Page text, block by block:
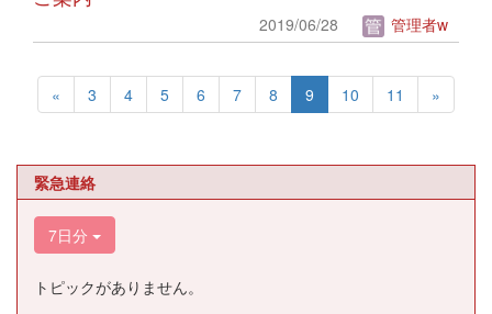
2019/06/28 管理者w
« 3 4 5 6 7 8 9 10 11 »
緊急連絡
7日分
トピックがありません。